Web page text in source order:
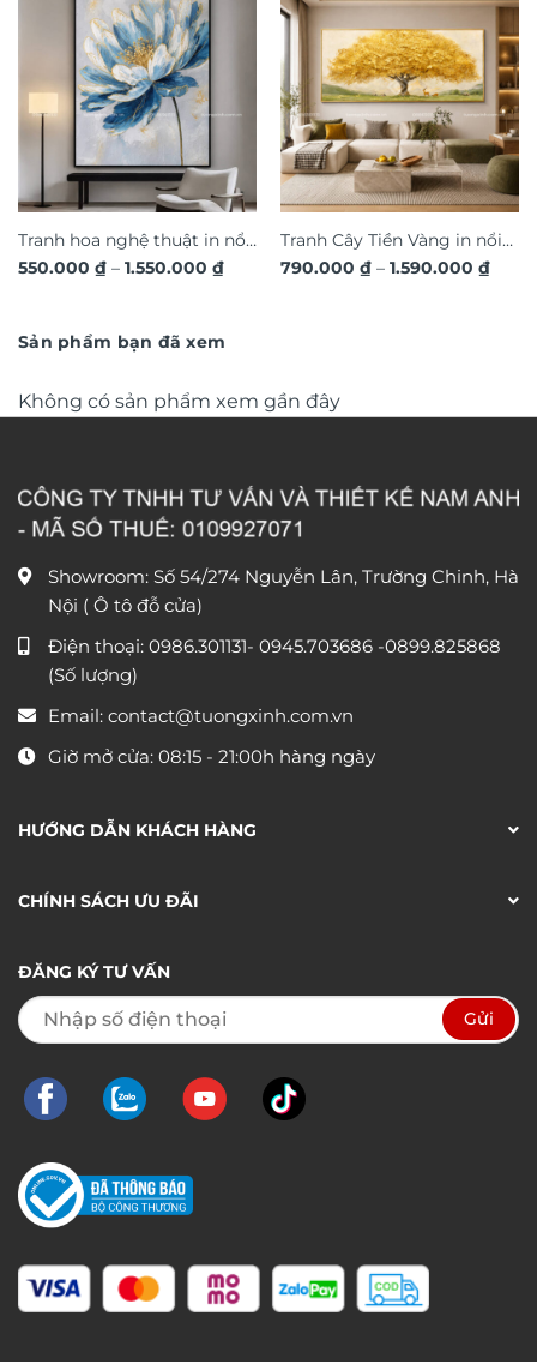
Tranh hoa nghệ thuật in nổi
3D hiệu ứng dát vàng sang
550.000 ₫ – 1.550.000 ₫Khoảng
1.550.000 ₫
Tranh Cây Tiền Vàng in nổi
3D dát vàng ánh kim sang
790.000 ₫ – 1.590.000 ₫
Sản phẩm bạn đã xem
Không có sản phẩm xem gần đây
Showroom: Số 54/274 Nguyễn Lân, Trường Chinh, Hà
Nội ( Ô tô đỗ cửa)
Điện thoại: 0986.301131- 0945.703686 -0899.825868
(Số lượng)
Email: contact@tuongxinh.com.vn
Giờ mở cửa: 08:15 - 21:00h hàng ngày
HƯỚNG DẪN KHÁCH HÀNG
CHÍNH SÁCH ƯU ĐÃI
ĐĂNG KÝ TƯ VẤN